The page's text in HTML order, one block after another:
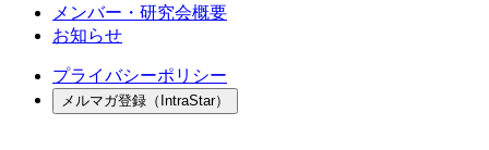
メンバー・研究会概要
お知らせ
プライバシーポリシー
メルマガ登録（IntraStar）